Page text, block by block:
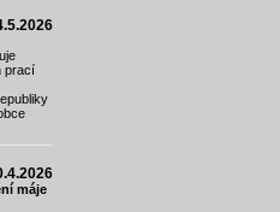
prací
máje